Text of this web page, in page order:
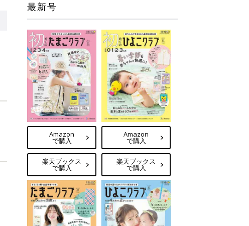
最新号
Amazon
で購入
楽天ブックス
で購入
Amazon
で購入
楽天ブックス
で購入